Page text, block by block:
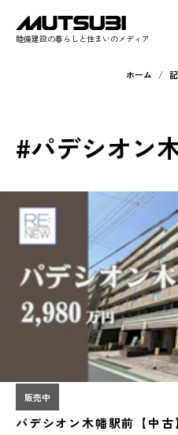
睦備建設の暮らしと住まいのメディア
ホーム
#パデシオン
販売中
パデシオン木幡駅前【中古